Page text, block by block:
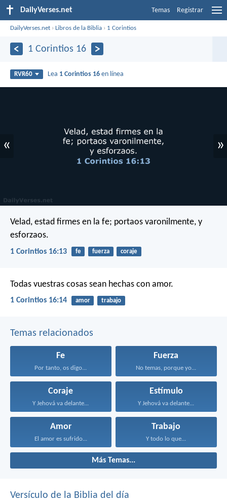
DailyVerses.net Temas Registrar
DailyVerses.net ›Libros de la Biblia › 1 Corintios
1 Corintios 16
RVR60 Lea 1 Corintios 16 en línea
« »
Velad, estad firmes en la fe; portaos varonilmente, y
esforzaos.
1 Corintios 16:13 fe fuerza coraje
Todas vuestras cosas sean hechas con amor.
1 Corintios 16:14 amor trabajo
Temas relacionados
Fe
Por tanto, os digo...
Fuerza
No temas, porque yo...
Coraje
Y Jehová va delante...
Estímulo
Y Jehová va delante...
Amor
El amor es sufrido...
Trabajo
Y todo lo que...
Más Temas...
Versículo de la Biblia del día